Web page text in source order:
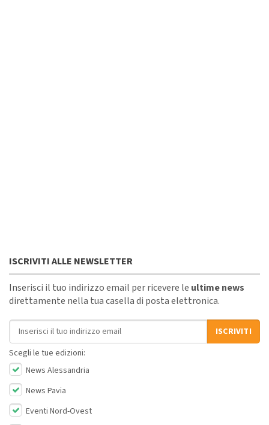
ISCRIVITI ALLE NEWSLETTER
Inserisci il tuo indirizzo email per ricevere le ultime news
direttamente nella tua casella di posta elettronica.
Indirizzo email
ISCRIVITI
Scegli le tue edizioni:
News Alessandria
News Pavia
Eventi Nord-Ovest